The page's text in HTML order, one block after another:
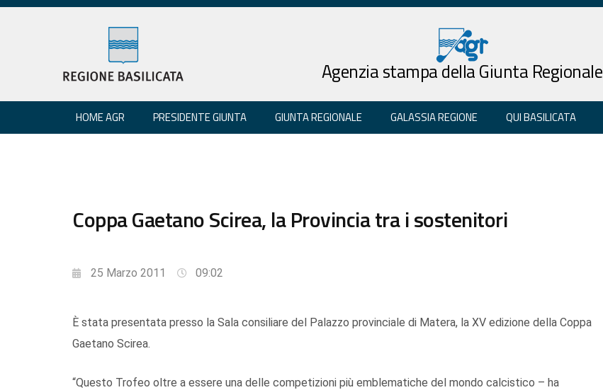
Agenzia stampa della Giunta Regionale
HOME AGR PRESIDENTE GIUNTA GIUNTA REGIONALE GALASSIA REGIONE QUI BASILICATA
Coppa Gaetano Scirea, la Provincia tra i sostenitori
25 Marzo 2011 09:02
È stata presentata presso la Sala consiliare del Palazzo provinciale di Matera, la XV edizione della Coppa
Gaetano Scirea.
“Questo Trofeo oltre a essere una delle competizioni più emblematiche del mondo calcistico – ha